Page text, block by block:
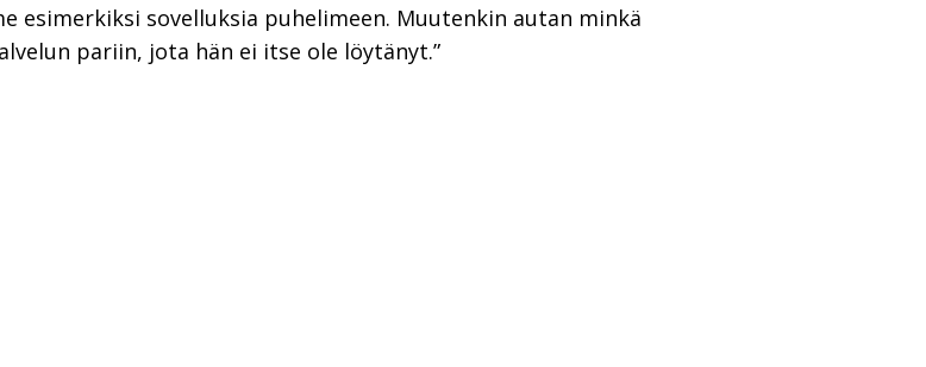
esimerkiksi sovelluksia puhelimeen. Muutenkin autan minkä
pariin, jota hän ei itse ole löytänyt.”